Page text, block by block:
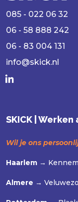
085 - 022 06 32
06 - 58 888 242
06 - 83 004 131
info@skick.nl
SKICK | Werken
Wil je ons
Haarlem →
Almere →